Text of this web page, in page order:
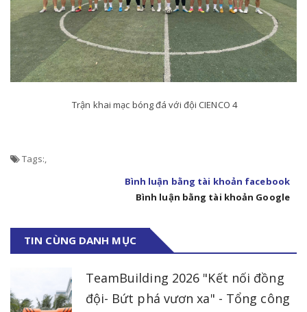
Trận khai mạc bóng đá với đội CIENCO 4
Tags:,
Bình luận bằng tài khoản facebook
Bình luận bằng tài khoản Google
TIN CÙNG DANH MỤC
TeamBuilding 2026 "Kết nối đồng
đội- Bứt phá vươn xa" - Tổng công